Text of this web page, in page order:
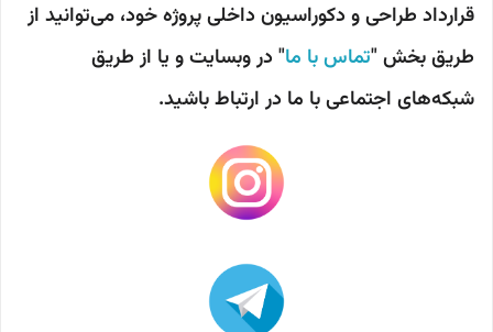
قرارداد طراحی و دکوراسیون داخلی پروژه خود، می‌توانید از
طریق بخش "تماس با ما" در وبسایت و یا از طریق
شبکه‌های اجتماعی با ما در ارتباط باشید.